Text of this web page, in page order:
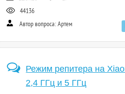
44136
Автор вопроса: Артем
Режим репитера на
2,4 ГГц и 5 ГГц